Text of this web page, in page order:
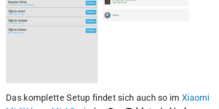
Das komplette Setup findet sich auch so im Xiaomi